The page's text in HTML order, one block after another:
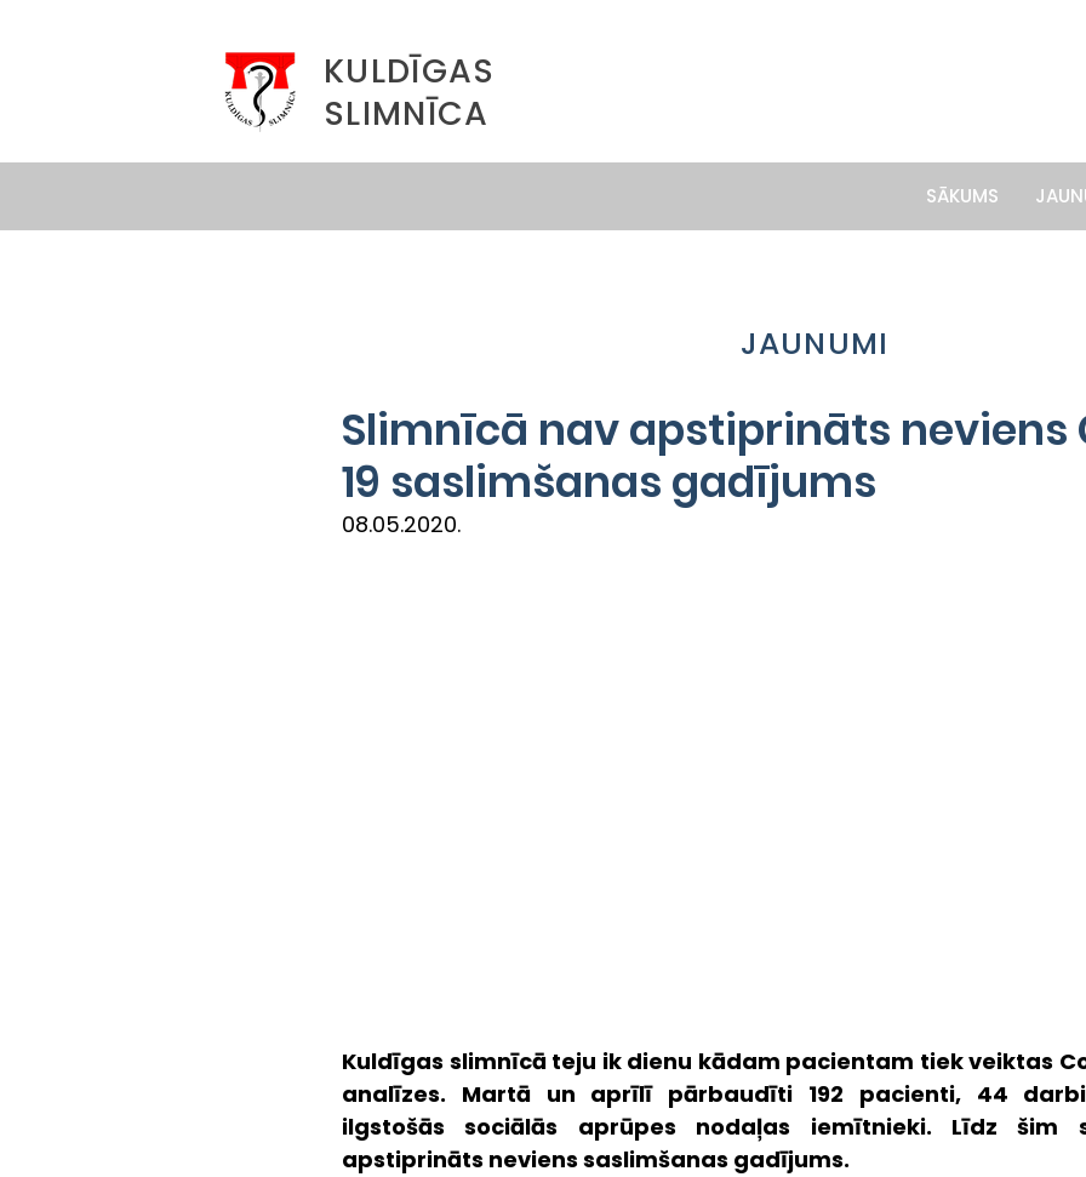
KULDĪGAS
SLIMNĪCA
SĀKUMS
JAUNUMI
Slimnīcā nav apstiprināts neviens
19 saslimšanas gadījums
08.05.2020.
Kuldīgas slimnīcā teju ik dienu kādam pacientam tiek veiktas
analīzes. Martā un aprīlī pārbaudīti 192 pacienti, 44
ilgstošās sociālās aprūpes nodaļas iemītnieki. Līdz šim
apstiprināts neviens saslimšanas gadījums.